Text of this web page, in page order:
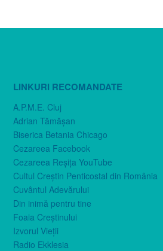
LINKURI RECOMANDATE
A.P.M.E. Cluj
Adrian Tămăşan
Biserica Betania Chicago
Cezareea Facebook
Cezareea Reşiţa YouTube
Cultul Creştin Penticostal din România
Cuvântul Adevărului
Din inimă pentru tine
Foaia Creştinului
Izvorul Vieţii
Radio Ekklesia